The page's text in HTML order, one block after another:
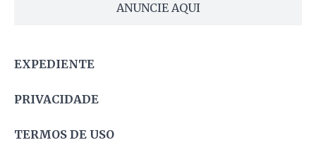
ANUNCIE AQUI
EXPEDIENTE
PRIVACIDADE
TERMOS DE USO